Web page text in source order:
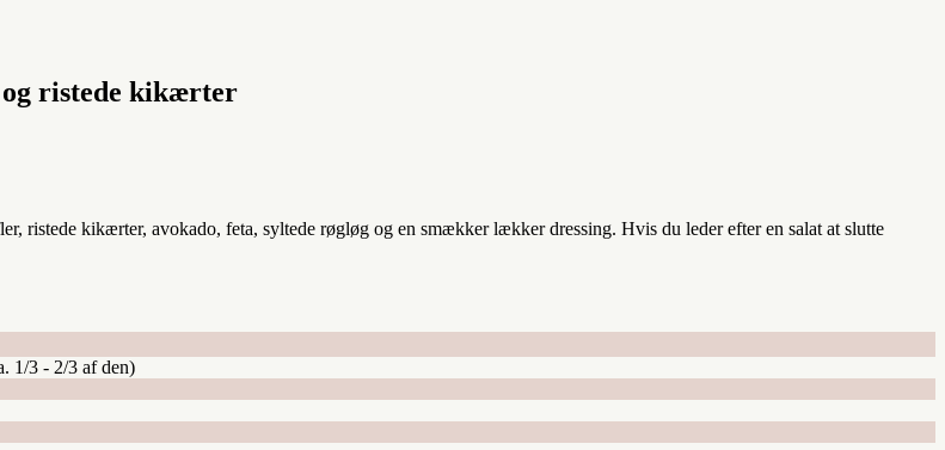
og ristede kikærter
ristede kikærter, avokado, feta, syltede røgløg og en smækker lækker dressing. Hvis du leder efter en salat at slutte
1/3 - 2/3 af den)